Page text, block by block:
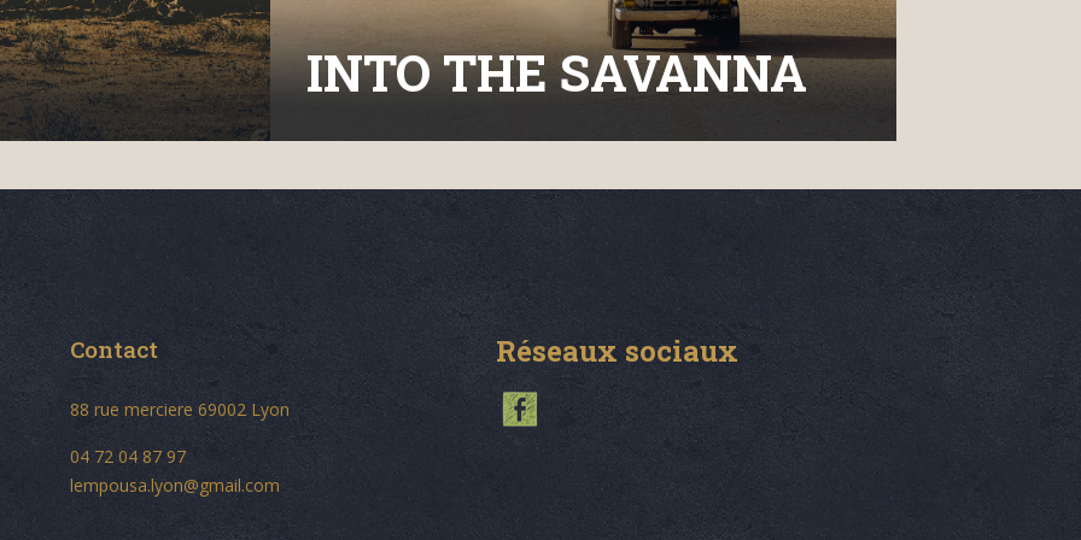
INTO THE SAVANNA
Contact
88 rue merciere 69002 Lyon
04 72 04 87 97
lempousa.lyon@gmail.com
Réseaux sociaux